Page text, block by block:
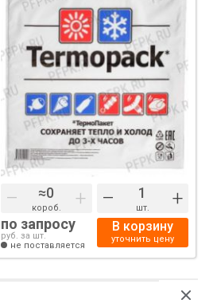
– короб. + – шт. +
по запросу
руб. за шт.
не поставляется
В корзину
уточнить цену